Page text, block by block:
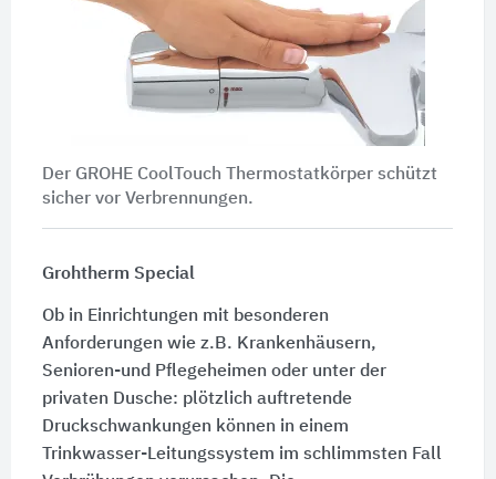
Der GROHE CoolTouch Thermostatkörper schützt
sicher vor Verbrennungen.
Grohtherm Special
Ob in Einrichtungen mit besonderen
Anforderungen wie z.B. Krankenhäusern,
Senioren-und Pflegeheimen oder unter der
privaten Dusche: plötzlich auftretende
Druckschwankungen können in einem
Trinkwasser-Leitungssystem im schlimmsten Fall